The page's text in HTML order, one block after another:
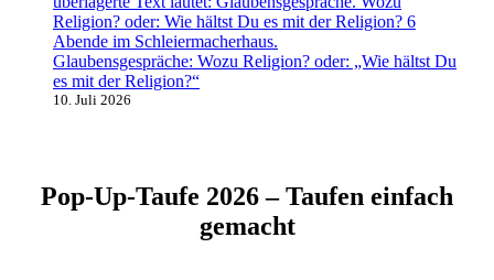
Glaubensgespräche: Wozu Religion? oder: „Wie hältst Du
es mit der Religion?“
10. Juli 2026
Pop-Up-Taufe 2026 – Taufen einfach
gemacht